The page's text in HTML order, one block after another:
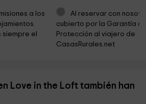
13,0 km
13,6 km
a los
el
Al reservar con
cubierto por la Garantía
Protección al viajero de
CasasRurales.net
Love in the Loft también han